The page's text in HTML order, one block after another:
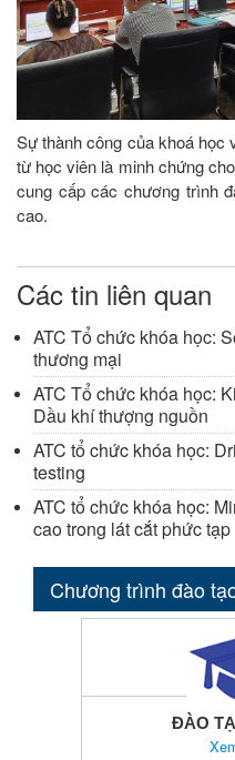
Sự thành công của khoá học
từ học viên là minh chứng
cung cấp các chương trình
cao.
Các tin liên quan
ATC Tổ chức khóa học:
thương mại
ATC Tổ chức khóa học:
Dầu khí thượng nguồn
ATC tổ chức khóa học:
testing
ATC tổ chức khóa học:
cao trong lát cắt phức tạp
Chương trình đào
ĐÀO